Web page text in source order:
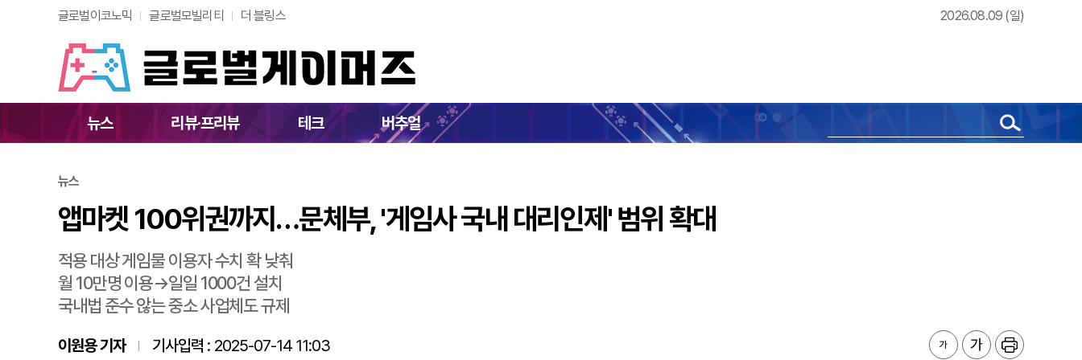
글로벌이코노믹 글로벌모빌리티 더 블링스 2026.08.09 (일)
뉴스 리뷰·프리뷰 테크 버추얼
앱마켓 100위권까지…문체부, '게임사 국내 대리인제' 범위 확대
뉴스
앱마켓 100위권까지…문체부, '게임사 국내 대리인제' 범위 확대
적용 대상 게임물 이용자 수치 확 낮춰
월 10만명 이용→일일 1000건 설치
국내법 준수 않는 중소 사업체도 규제
이원용 기자 기사입력 : 2025-07-14 11:03